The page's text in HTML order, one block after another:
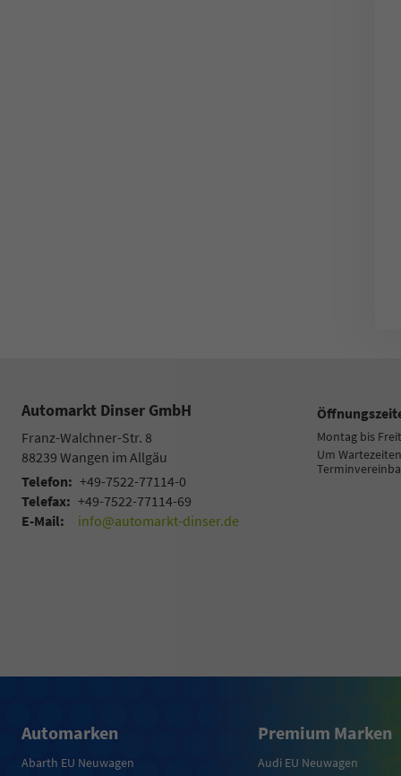
Automarkt Dinser GmbH
Franz-Walchner-Str. 8
88239 Wangen im Allgäu
Telefon: +49-7522-77114-0
Telefax: +49-7522-77114-69
E-Mail:
info@automarkt-dinser.de
Montag bis
Um
Automarken
Abarth EU Neuwagen
Premium Marken
Audi EU Neuwagen